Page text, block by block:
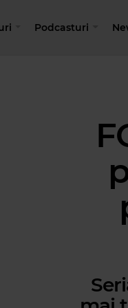
Podcasturi